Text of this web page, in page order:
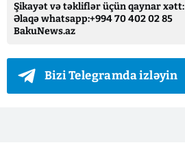
Şikayət və təkliflər üçün qaynar xətt:
Əlaqə whatsapp:+994 70 402 02 85
BakuNews.az
Bizi Telegramda izləyin